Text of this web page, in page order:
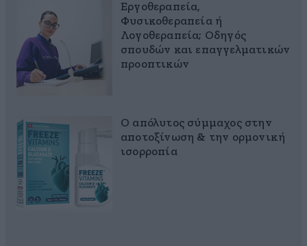
Εργοθεραπεία,
Φυσικοθεραπεία ή
Λογοθεραπεία; Οδηγός
σπουδών και επαγγελματικών
προοπτικών
Ο απόλυτος σύμμαχος στην
αποτοξίνωση & την ορμονική
ισορροπία